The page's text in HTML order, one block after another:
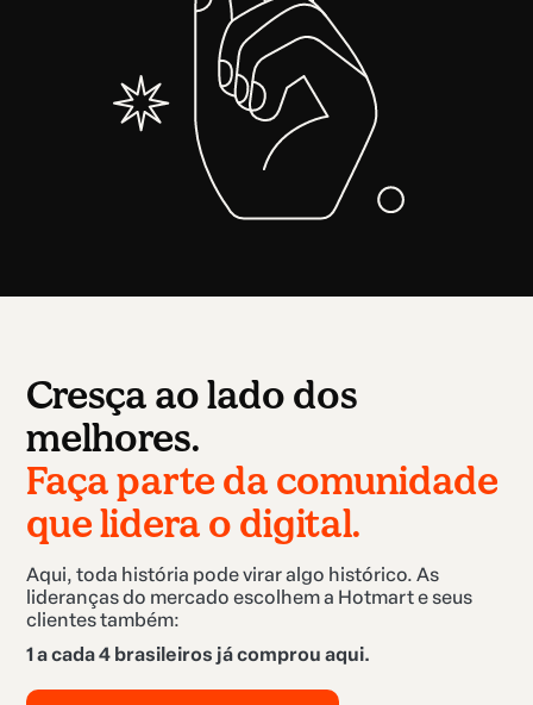
Cresça ao lado dos
melhores.
Faça parte da comunidade
que lidera o digital.
Aqui, toda história pode virar algo histórico. As
lideranças do mercado escolhem a Hotmart e seus
clientes também:
1 a cada 4 brasileiros já comprou aqui.